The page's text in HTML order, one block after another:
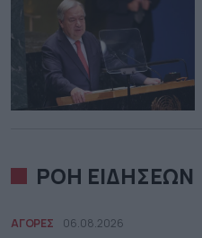
ΡΟΗ ΕΙΔΗΣΕΩΝ
ΑΓΟΡΕΣ 06.08.2026